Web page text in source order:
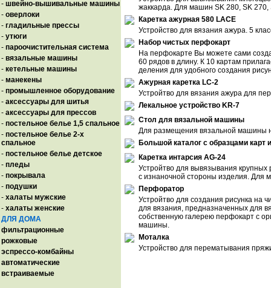
- швейно-вышивальные машины
- оверлоки
- гладильные прессы
- утюги
- пароочистительная система
- вязальные машины
- кетельные машины
- манекены
- промышленное оборудование
- аксессуары для шитья
- аксессуары для прессов
- постельное белье 1,5 спальное
- постельное белье 2-х
спальное
- постельное белье детское
- пледы
- покрывала
- подушки
- халаты мужские
- халаты женские
ДЛЯ ДОМА
фильтрационные
рожковые
эспрессо-комбайны
автоматические
встраиваемые
жаккарда. Для машин SK 280, SK 270,
Каретка ажурная 580 LACE
Устройство для вязания ажура. 5
Набор чистых перфокарт
На перфокарте Вы можете сами
60 рядов в длину. К 10 картам
деления для удобного создания
Ажурная каретка LC-2
Устройтво для вязания ажура для
Лекальное устройство KR-7
Стол для вязальной машины
Для размещения вязальной машины
Большой каталог с образцами
Каретка интарсия AG-24
Устройтво для вывязывания крупных
с изнаночной стороны изделия. Для
Перфоратор
Устройтво для создания рисунка на
для вязания, предназначенных для
собственную галерею перфокарт с
машины.
Моталка
Устройство для перематывания